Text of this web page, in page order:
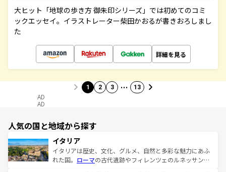
大ヒット「地球の歩き方 御朱印シリーズ」では初めてのコミ
ックエッセイ。イラストレーター柴田かおるが書きおろしまし
た
詳細を見る
1 2 3 … 13
AD
AD
人気の国と地域から探す
イタリア
イタリアは歴史、文化、グルメ、自然と多彩な魅力にあふ
れた国。 ローマの古代遺跡やフィレンツェのルネッサンス